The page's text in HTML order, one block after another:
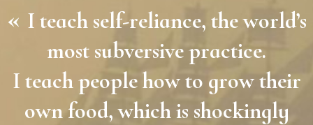
« I teach self-reliance, the world’s
most subversive practice.
I teach people how to grow their
own food, which is shockingly